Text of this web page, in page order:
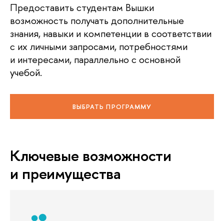
Предоставить студентам Вышки
возможность получать дополнительные
знания, навыки и компетенции в соответствии
с их личными запросами, потребностями
и интересами, параллельно с основной
учебой.
ВЫБРАТЬ ПРОГРАММУ
Ключевые возможности
и преимущества